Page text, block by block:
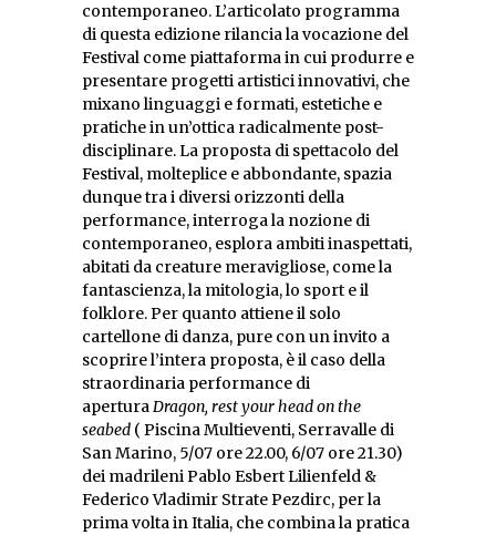
contemporaneo. L’articolato programma
di questa edizione rilancia la vocazione del
Festival come piattaforma in cui produrre e
presentare progetti artistici innovativi, che
mixano linguaggi e formati, estetiche e
pratiche in un’ottica radicalmente post-
disciplinare. La proposta di spettacolo del
Festival, molteplice e abbondante, spazia
dunque tra i diversi orizzonti della
performance, interroga la nozione di
contemporaneo, esplora ambiti inaspettati,
abitati da creature meravigliose, come la
fantascienza, la mitologia, lo sport e il
folklore. Per quanto attiene il solo
cartellone di danza, pure con un invito a
scoprire l’intera proposta, è il caso della
straordinaria performance di
aperturaDragon, rest your head on the
seabed ( Piscina Multieventi, Serravalle di
San Marino, 5/07 ore 22.00, 6/07 ore 21.30)
dei madrileni Pablo Esbert Lilienfeld &
Federico Vladimir Strate Pezdirc, per la
prima volta in Italia, che combina la pratica